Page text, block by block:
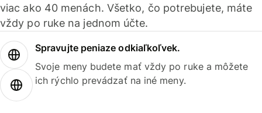
viac ako 40 menách. Všetko, čo potrebujete, máte
vždy po ruke na jednom účte.
Spravujte peniaze odkiaľkoľvek.
Svoje meny budete mať vždy po ruke a môžete
ich rýchlo prevádzať na iné meny.